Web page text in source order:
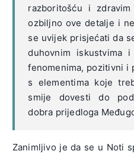
razboritošću i
ozbiljno ove detalje i
se uvijek prisjećati da
duhovnim iskustvima i
fenomenima, pozitivni i
s elementima koje
smije dovesti do
dobra prijedloga
Zanimljivo je da se u Noti